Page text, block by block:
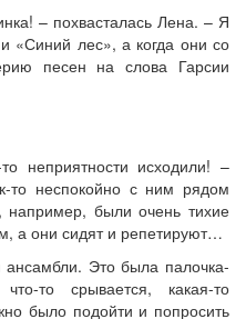
– похвасталась Лена. – Я
лес», а когда они со
песен на слова Гарсии
неприятности исходили! –
то неспокойно с ним рядом
были очень тихие
а они сидят и репетируют…
Это была палочка-
то срывается, какая-то
было подойти и попросить